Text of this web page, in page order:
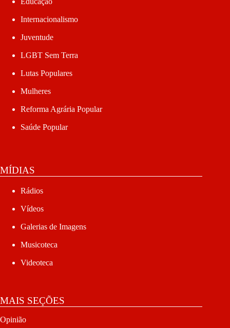
Internacionalismo
Juventude
LGBT Sem Terra
Lutas Populares
Mulheres
Reforma Agrária Popular
Saúde Popular
MÍDIAS
Rádios
Vídeos
Galerias de Imagens
Musicoteca
Videoteca
MAIS SEÇÕES
Opinião